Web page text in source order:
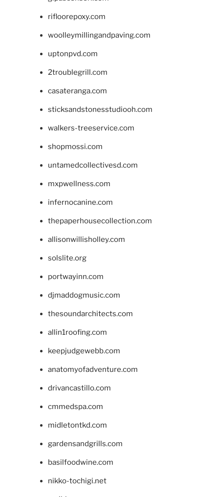
rifloorepoxy.com
woolleymillingandpaving.com
uptonpvd.com
2troublegrill.com
casateranga.com
sticksandstonesstudiooh.com
walkers-treeservice.com
shopmossi.com
untamedcollectivesd.com
mxpwellness.com
infernocanine.com
thepaperhousecollection.com
allisonwillisholley.com
solslite.org
portwayinn.com
djmaddogmusic.com
thesoundarchitects.com
allin1roofing.com
keepjudgewebb.com
anatomyofadventure.com
drivancastillo.com
cmmedspa.com
midletontkd.com
gardensandgrills.com
basilfoodwine.com
nikko-tochigi.net